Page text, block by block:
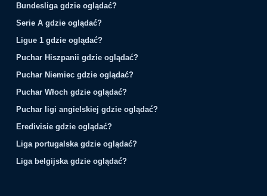
Bundesliga gdzie oglądać?
Serie A gdzie oglądać?
Ligue 1 gdzie oglądać?
Puchar Hiszpanii gdzie oglądać?
Puchar Niemiec gdzie oglądać?
Puchar Włoch gdzie oglądać?
Puchar ligi angielskiej gdzie oglądać?
Eredivisie gdzie oglądać?
Liga portugalska gdzie oglądać?
Liga belgijska gdzie oglądać?